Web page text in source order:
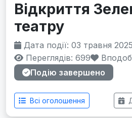
Відкриття
театру
Дата події: 03 травня
Переглядів: 699
Подію завершено
Всі оголошення